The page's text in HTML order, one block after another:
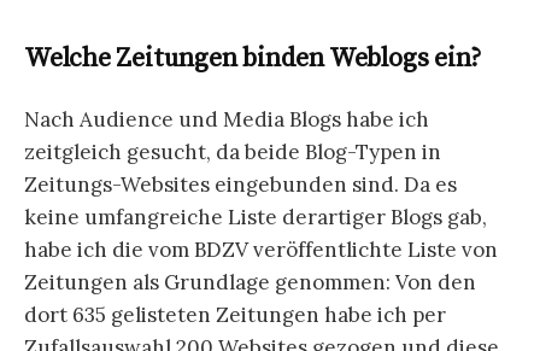
Welche Zeitungen binden Weblogs ein?
Nach Audience und Media Blogs habe ich
zeitgleich gesucht, da beide Blog-Typen in
Zeitungs-Websites eingebunden sind. Da es
keine umfangreiche Liste derartiger Blogs gab,
habe ich die vom BDZV veröffentlichte Liste von
Zeitungen als Grundlage genommen: Von den
dort 635 gelisteten Zeitungen habe ich per